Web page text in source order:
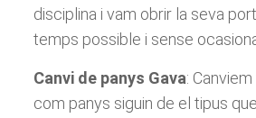
disciplina i vam obrir la seva
temps possible i sense
Canvi de panys Gava:
com panys siguin de el tipus